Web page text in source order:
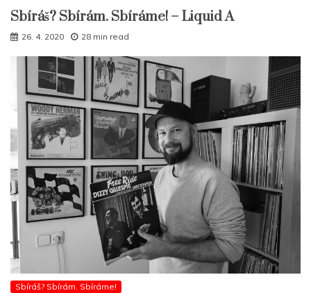
Sbíráš? Sbírám. Sbíráme! – Liquid A
26. 4. 2020 28 min read
Sbíráš? Sbírám. Sbíráme!